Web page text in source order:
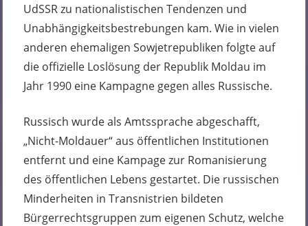
UdSSR zu nationalistischen Tendenzen und
Unabhängigkeitsbestrebungen kam. Wie in vielen
anderen ehemaligen Sowjetrepubliken folgte auf
die offizielle Loslösung der Republik Moldau im
Jahr 1990 eine Kampagne gegen alles Russische.
Russisch wurde als Amtssprache abgeschafft,
„Nicht-Moldauer“ aus öffentlichen Institutionen
entfernt und eine Kampage zur Romanisierung
des öffentlichen Lebens gestartet. Die russischen
Minderheiten in Transnistrien bildeten
Bürgerrechtsgruppen zum eigenen Schutz, welche